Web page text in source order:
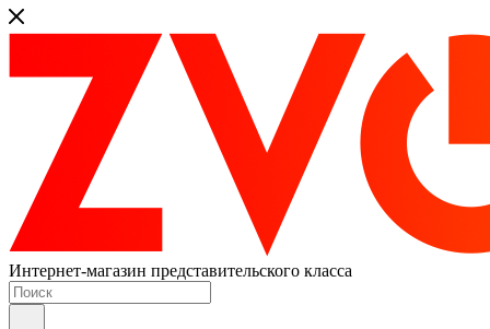
Интернет-магазин представительского класса